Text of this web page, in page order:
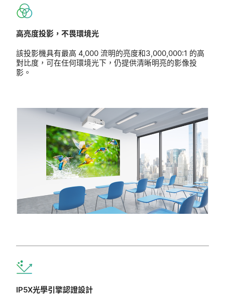
高亮度投影，不畏環境光
該投影機具有最高 4,000 流明的亮度和3,000,000:1 的高
對比度，可在任何環境光下，仍提供清晰明亮的影像投
影。
IP5X光學引擎認證設計